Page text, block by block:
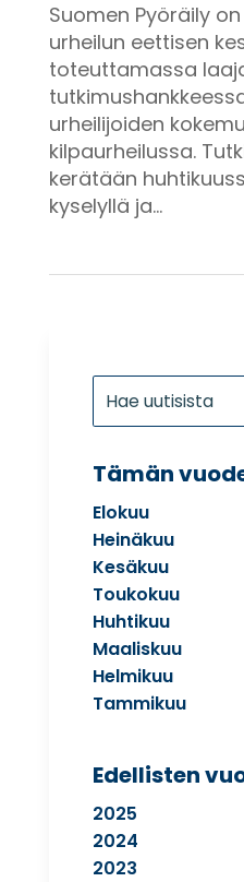
Suomen Pyöräily
urheilun eettisen
toteuttamassa
urheilijoiden
kilpaurheilussa.
kerätään
kyselyllä ja...
for...
Tämän
Elokuu
Heinäkuu
Kesäkuu
Toukokuu
Huhtikuu
Maaliskuu
Helmikuu
Tammikuu
Edellisten
2025
2024
2023